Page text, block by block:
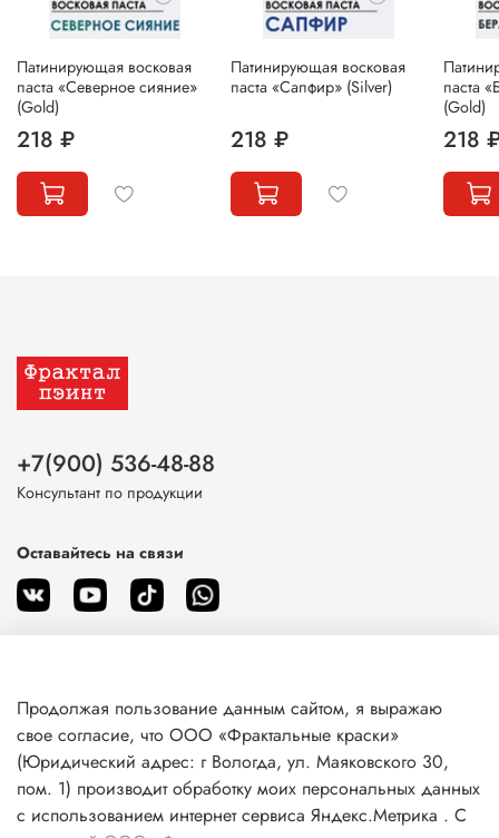
Патинирующая восковая
паста «Северное сияние»
(Gold)
218 ₽
Патинирующая восковая
паста «Сапфир» (Silver)
218 ₽
паста
(Gold)
218
О магазине
Клиентам
+7(900) 536-48-88
Консультант по продукции
Оставайтесь на связи
Продолжая пользование данным сайтом, я выражаю
свое согласие, что ООО «Фрактальные краски»
(Юридический адрес: г Вологда, ул. Маяковского 30,
пом. 1) производит обработку моих персональных данных
с использованием интернет сервиса Яндекс.Метрика . С